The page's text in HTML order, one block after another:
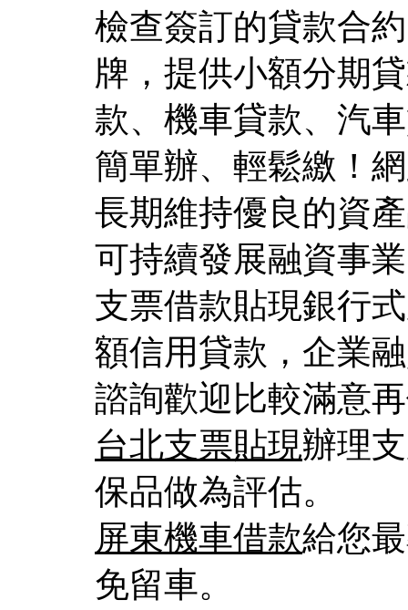
檢查簽訂的貸款合
牌，提供小額分期
款、機車貸款、汽
簡單辦、輕鬆繳！
長期維持優良的資
可持續發展融資事
支票借款貼現銀行
額信用貸款，企業
諮詢歡迎比較滿意
台北支票貼現辦理
保品做為評估。
屏東機車借款給您
免留車。